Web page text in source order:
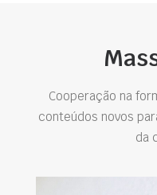
Cooperação na
conteúdos novos
da